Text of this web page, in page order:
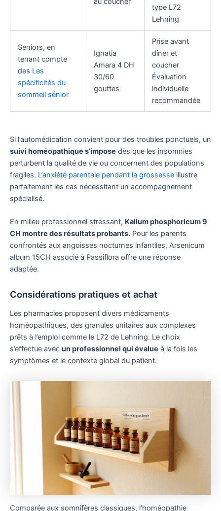
type L72
Lehning
Seniors, en
tenant compte
des Les
spécificités du
sommeil sénior
Ignatia
Amara 4 DH
30/60
gouttes
Prise avant
dîner et
coucher
Évaluation
individuelle
recommandée
Si l’automédication convient pour des troubles ponctuels, un
suivi homéopathique s’impose dès que les insomnies
perturbent la qualité de vie ou concernent des populations
fragiles. L’anxiété parentale pendant la grossesse illustre
parfaitement les cas nécessitant un accompagnement
spécialisé.
En milieu professionnel stressant, Kalium phosphoricum 9
CH montre des résultats probants. Pour les parents
confrontés aux angoisses nocturnes infantiles, Arsenicum
album 15CH associé à Passiflora offre une réponse
adaptée.
Considérations pratiques et achat
Les pharmacies proposent divers médicaments
homéopathiques, des granules unitaires aux complexes
prêts à l’emploi comme le L72 de Lehning. Le choix
s’effectue avec un professionnel qui évalue à la fois les
symptômes et le contexte global du patient.
Comparée aux somnifères classiques, l’homéopathie